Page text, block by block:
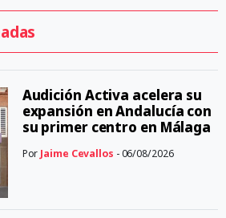
Audición Activa acelera su
expansión en Andalucía con
su primer centro en Málaga
Por Jaime Cevallos - 06/08/2026